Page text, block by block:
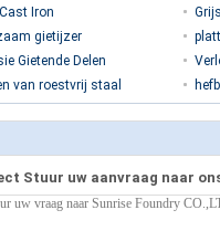
Iron
gietijzer
Gietende Delen
van roestvrij staal
Stuur uw aanvraag naar